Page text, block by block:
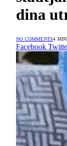
dina
NO COMMENTS4
Facebook